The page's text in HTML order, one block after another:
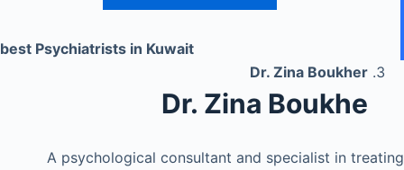
best Psychiatrists in Kuwait
Dr. Zina Boukher
Dr. Zina Boukhe
A psychological consultant and specialist in treating